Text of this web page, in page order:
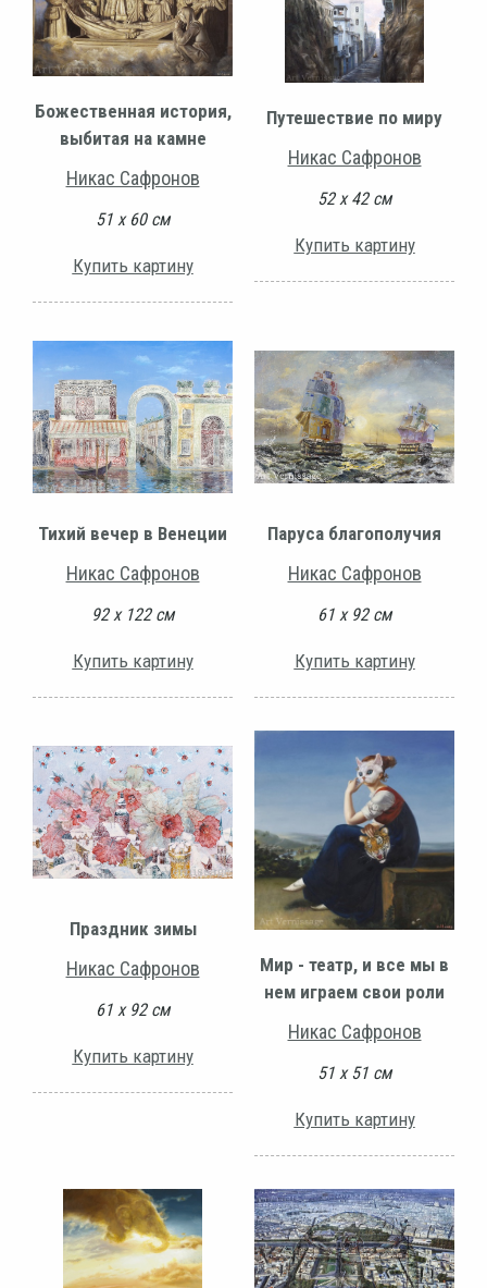
Божественная история,
выбитая на камне
Никас Сафронов
51 х 60 см
Купить картину
Путешествие по миру
Никас Сафронов
52 х 42 см
Купить картину
Тихий вечер в Венеции
Никас Сафронов
92 х 122 см
Купить картину
Паруса благополучия
Никас Сафронов
61 х 92 см
Купить картину
Праздник зимы
Никас Сафронов
61 х 92 см
Купить картину
Мир - театр, и все мы в
нем играем свои роли
Никас Сафронов
51 х 51 см
Купить картину